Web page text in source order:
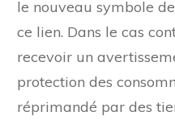
le nouveau symbole
ce lien. Dans le cas
recevoir un
protection des
réprimandé par des